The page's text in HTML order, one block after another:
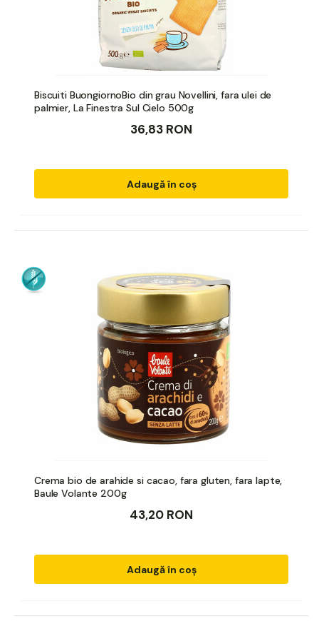
Biscuiti BuongiornoBio din grau Novellini, fara ulei de
palmier, La Finestra Sul Cielo 500g
36,83 RON
Adaugă în coș
Crema bio de arahide si cacao, fara gluten, fara lapte,
Baule Volante 200g
43,20 RON
Adaugă în coș